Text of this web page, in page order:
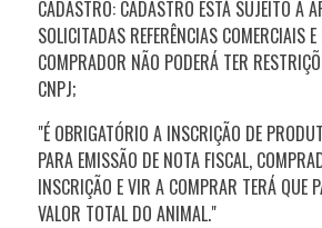
CADASTRO: CADASTRO ESTÁ SUJEITO A
SOLICITADAS REFERÊNCIAS COMERCIAIS
COMPRADOR NÃO PODERÁ TER
CNPJ;
"É OBRIGATÓRIO A INSCRIÇÃO DE
PARA EMISSÃO DE NOTA FISCAL,
INSCRIÇÃO E VIR A COMPRAR TERÁ QUE
VALOR TOTAL DO ANIMAL."